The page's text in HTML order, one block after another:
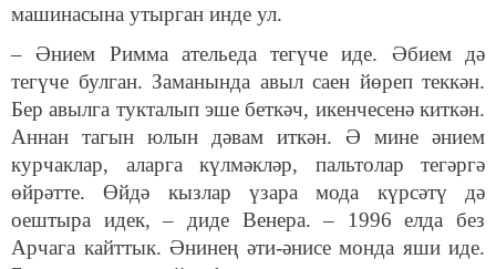
машинасына утырган инде ул.
– Әнием Римма ательеда тегүче иде. Әбием дә
тегүче булган. Заманында авыл саен йөреп теккән.
Бер авылга тукталып эше беткәч, икенчесенә киткән.
Аннан тагын юлын дәвам иткән. Ә мине әнием
курчаклар, аларга күлмәкләр, пальтолар тегәргә
өйрәтте. Өйдә кызлар үзара мода күрсәтү дә
оештыра идек, – диде Венера. – 1996 елда без
Арчага кайттык. Әнинең әти-әнисе монда яши иде.